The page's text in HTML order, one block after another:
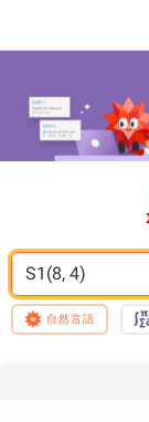
S1(8, 4)
自然言語